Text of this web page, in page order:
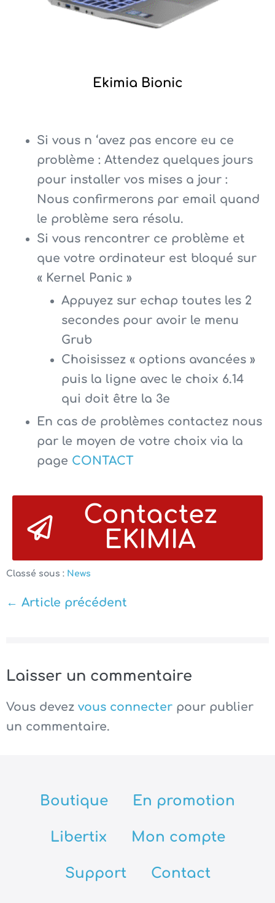
Ekimia Bionic
Si vous n ‘avez pas encore eu ce
problème : Attendez quelques jours
pour installer vos mises a jour :
Nous confirmerons par email quand
le problème sera résolu.
Si vous rencontrer ce problème et
que votre ordinateur est bloqué sur
« Kernel Panic »
Appuyez sur echap toutes les 2
secondes pour avoir le menu
Grub
Choisissez « options avancées »
puis la ligne avec le choix 6.14
qui doit être la 3e
En cas de problèmes contactez nous
par le moyen de votre choix via la
page CONTACT
Contactez
EKIMIA
Classé sous : News
← Article précédent
Laisser un commentaire
Vous devez vous connecter pour publier
un commentaire.
Boutique En promotion
Libertix Mon compte
Support Contact